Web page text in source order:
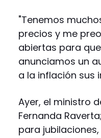
"Tenemos
precios y me
abiertas para
anunciamos un
a la inflación sus
Ayer, el ministro
Fernanda
para